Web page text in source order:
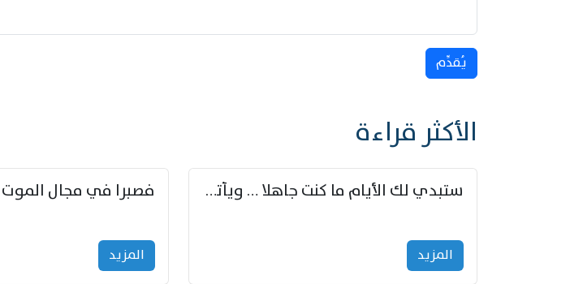
يُقدِّم
الأكثر قراءة
ستبدي لك الأيام ما كنت جاهلا … ويأتيك بالأخبار من لم تزوّد
المزید المزید